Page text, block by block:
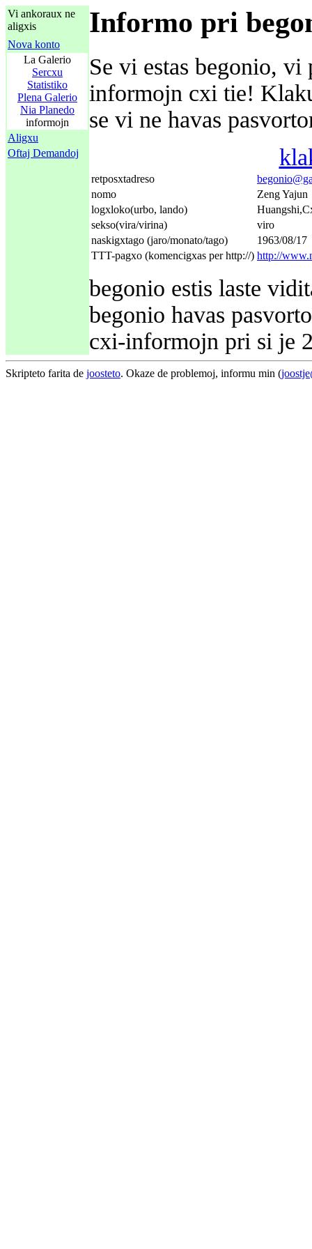
Vi ankoraux ne
aligxis
Nova konto
La Galerio
Sercxu
Statistiko
Plena Galerio
Nia Planedo
informojn
Aligxu
Oftaj Demandoj
Informo pri
Se vi estas begonio,
informojn cxi tie!
se vi ne havas
retposxtadreso
nomo
Zeng Yajun
logxloko(urbo, lando)
sekso(vira/virina)
viro
naskigxtago (jaro/monato/tago)
1963/08/17
TTT-pagxo (komencigxas per http://) http://
begonio estis laste
begonio havas
cxi-informojn pri si je
Skripteto farita de joosteto. Okaze de problemoj, informu min (